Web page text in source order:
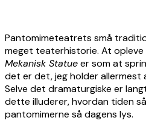
Pantomimeteatrets små
meget teaterhistorie. At
Mekanisk Statueer som at
det er det, jeg holder allermest
Selve det dramaturgiske er
dette illuderer, hvordan tiden
pantomimerne så dagens lys.